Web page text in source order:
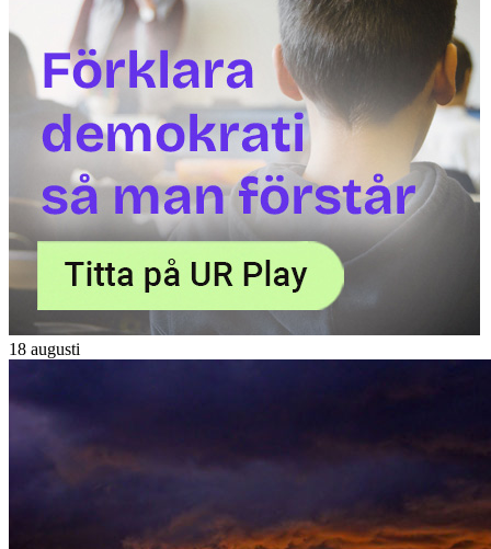
18 augusti